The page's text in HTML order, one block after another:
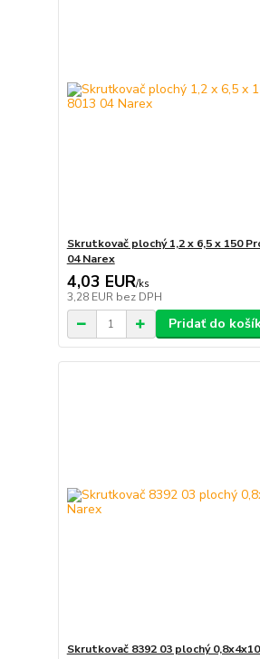
Skrutkovač plochý 1,2 x 6,5 x 150
04 Narex
4,03 EUR/ks
3,28 EUR bez DPH
Pridať do
Skrutkovač 8392 03 plochý